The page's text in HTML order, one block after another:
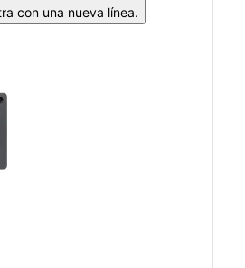
con una nueva línea.